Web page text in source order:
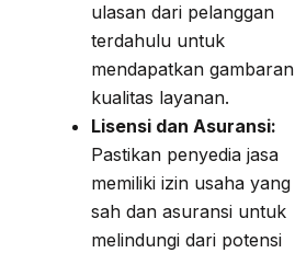
ulasan dari pelanggan
terdahulu untuk
mendapatkan gambaran
kualitas layanan.
Lisensi dan Asuransi:
Pastikan penyedia jasa
memiliki izin usaha yang
sah dan asuransi untuk
melindungi dari potensi